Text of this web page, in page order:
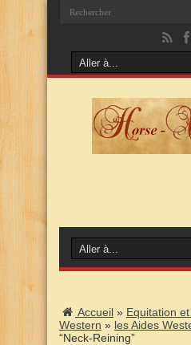
Accueil » Equitation
Western » les Aides
“Neck-Reining”